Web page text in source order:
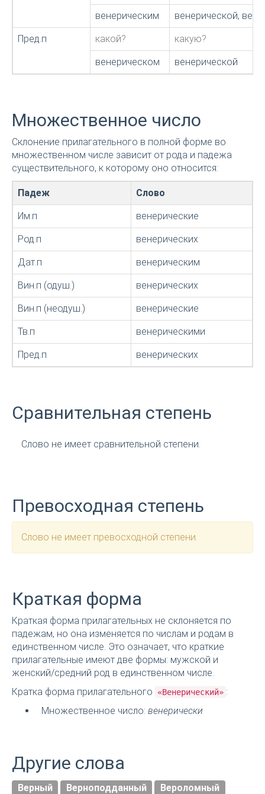
венерическим венерической,
Пред.п какой? какую?
венерическом венерической
Множественное число
Склонение прилагательного в полной форме во
множественном числе зависит от рода и падежа
существительного, к которому оно относится:
Падеж Слово
Им.п венерические
Род.п венерических
Дат.п венерическим
Вин.п (одуш.) венерических
Вин.п (неодуш.) венерические
Тв.п венерическими
Пред.п венерических
Сравнительная степень
Слово не имеет сравнительной степени.
Превосходная степень
Слово не имеет превосходной степени.
Краткая форма
Краткая форма прилагательных не склоняется по
падежам, но она изменяется по числам и родам в
единственном числе. Это означает, что краткие
прилагательные имеют две формы: мужской и
женский/средний род в единственном числе.
Кратка форма прилагательного
«Венерический» :
Множественное число: венерически
Другие слова
Верный Верноподданный Вероломный